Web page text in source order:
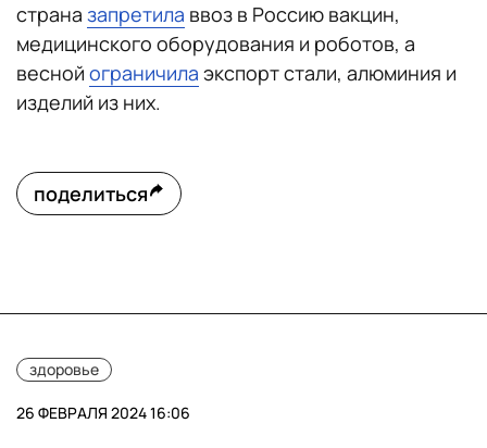
страна запретила ввоз в Россию вакцин,
медицинского оборудования и роботов, а
весной ограничила экспорт стали, алюминия и
изделий из них.
поделиться
здоровье
26 ФЕВРАЛЯ 2024 16:06